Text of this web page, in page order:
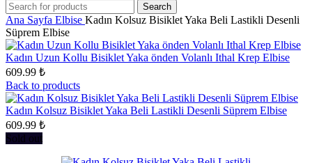
Search
Ana Sayfa Elbise Kadın Kolsuz Bisiklet Yaka Beli Lastikli Desenli
Süprem Elbise
Kadın Uzun Kollu Bisiklet Yaka önden Volanlı Ithal Krep Elbise
609.99 ₺
Back to products
Kadın Kolsuz Bisiklet Yaka Beli Lastikli Desenli Süprem Elbise
609.99 ₺
Sold out